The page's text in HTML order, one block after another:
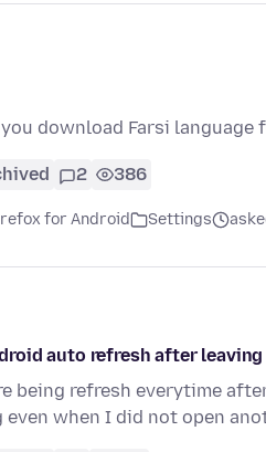
download Farsi
2 386
for Android Settings
auto refresh after
being refresh everytime
even when I did not open